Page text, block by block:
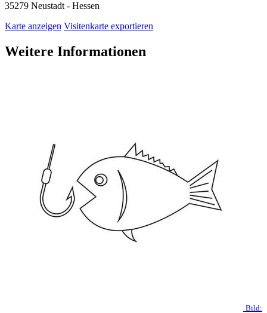
35279 Neustadt - Hessen
Karte anzeigen Visitenkarte exportieren
Weitere Informationen
Bild: